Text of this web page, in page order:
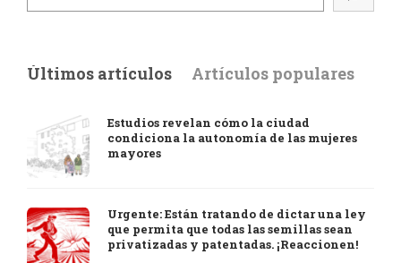
Últimos artículos Artículos populares
Estudios revelan cómo la ciudad
condiciona la autonomía de las mujeres
mayores
Urgente: Están tratando de dictar una ley
que permita que todas las semillas sean
privatizadas y patentadas. ¡Reaccionen!